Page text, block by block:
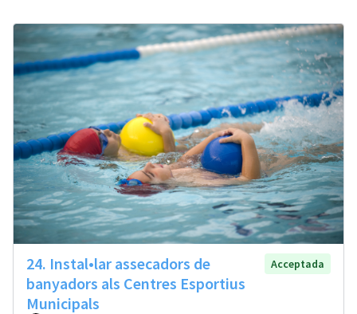
24. Instal•lar assecadors de
banyadors als Centres Esportius
Municipals
Acceptada